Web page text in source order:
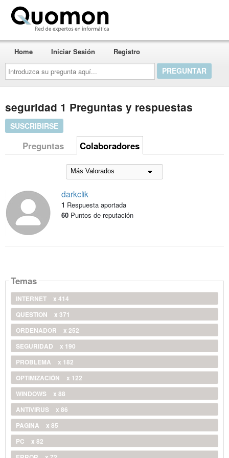
Introduzca
su
pregunta
aquí...
Home Iniciar Sesión Registro
seguridad 1 Preguntas y respuestas
SUSCRIBIRSE
Preguntas Colaboradores
darkclik
1 Respuesta aportada
60Puntos de reputación
Temas
INTERNET
x 414
QUESTION
x 371
ORDENADOR
x 252
SEGURIDAD
x 190
PROBLEMA
x 182
OPTIMIZACIÓN
x 122
WINDOWS
x 88
ANTIVIRUS
x 86
PAGINA
x 85
PC
x 82